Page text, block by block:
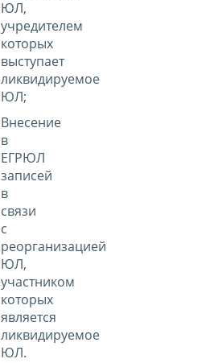
ЮЛ,
учредителем
которых
выступает
ликвидируемое
ЮЛ;
Внесение
в
ЕГРЮЛ
записей
в
связи
с
реорганизацией
ЮЛ,
участником
которых
является
ликвидируемое
ЮЛ.